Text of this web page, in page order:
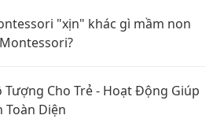
"xịn" khác gì mầm non
Tượng Cho Trẻ - Hoạt Động Giúp
Toàn Diện